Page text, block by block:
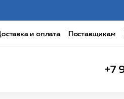
и оплата Поставщикам
+7